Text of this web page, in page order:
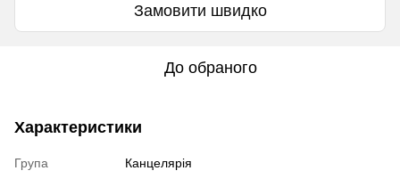
Замовити швидко
До обраного
Характеристики
Група
Канцелярія